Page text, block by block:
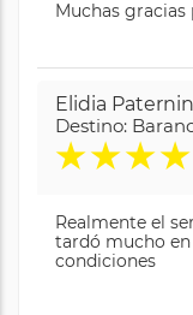
Muchas gracias
Elidia
Destino:
★★★★
Realmente el
tardó mucho
condiciones